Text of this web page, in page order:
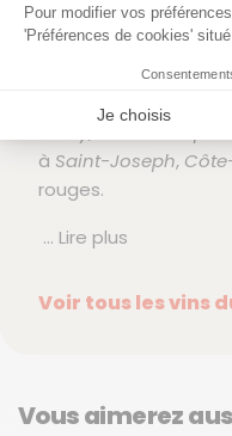
Pour modifier vos
'Préférences de cookies'
Je choisis
Axeptio consent
Notre plateforme vous permet
Le domaine travaille
d’appellations
blanc comme en
à Saint-Joseph,
rouges.
... Lire plus
Voir tous les vins
Vous aimerez